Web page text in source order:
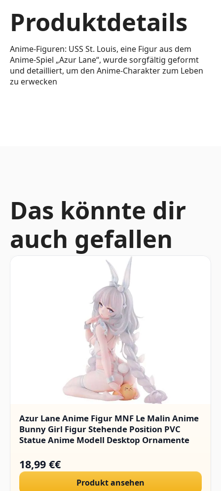
Produktdetails
Anime-Figuren: USS St. Louis, eine Figur aus dem
Anime-Spiel „Azur Lane“, wurde sorgfältig geformt
und detailliert, um den Anime-Charakter zum Leben
zu erwecken
Das könnte dir
auch gefallen
Azur Lane Anime Figur MNF Le Malin Anime
Bunny Girl Figur Stehende Position PVC
Statue Anime Modell Desktop Ornamente
18,99 €€
Produkt ansehen